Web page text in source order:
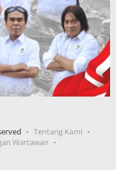
Tentang Kami
Wartawan